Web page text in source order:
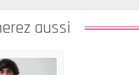
aussi